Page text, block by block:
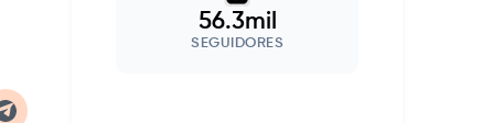
56.3mil
SEGUIDORES